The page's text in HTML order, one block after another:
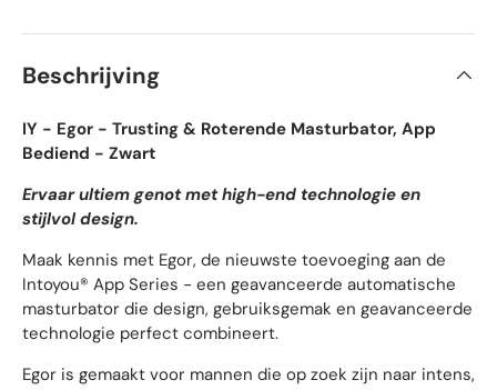
Beschrijving
IY - Egor - Trusting & Roterende Masturbator, App
Bediend - Zwart
Ervaar ultiem genot met high-end technologie en
stijlvol design.
Maak kennis met Egor, de nieuwste toevoeging aan de
Intoyou® App Series - een geavanceerde automatische
masturbator die design, gebruiksgemak en geavanceerde
technologie perfect combineert.
Egor is gemaakt voor mannen die op zoek zijn naar intens,